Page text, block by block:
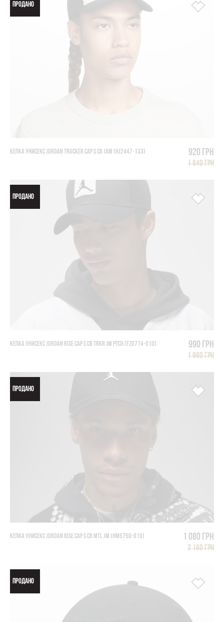
ПРОДАНО
КЕПКА УНИСЕКС JORDAN TRUCKER CAP S CB JAM (HJ2447-133) 920 грн
1 840 грн
ПРОДАНО
КЕПКА УНИСЕКС JORDAN RISE CAP S CB TRKR JM PTCH (FZ0774-010) 990 грн
1 980 грн
ПРОДАНО
КЕПКА УНИСЕКС JORDAN RISE CAP S CB MTL JM (HM5750-010) 1 080 грн
2 160 грн
ПРОДАНО